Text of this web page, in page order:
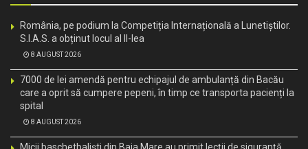
România, pe podium la Competiția Internațională a Lunetiștilor.
S.I.A.S. a obținut locul al II-lea
8 AUGUST 2026
7000 de lei amendă pentru echipajul de ambulanță din Bacău
care a oprit să cumpere pepeni, în timp ce transporta pacienți la
spital
8 AUGUST 2026